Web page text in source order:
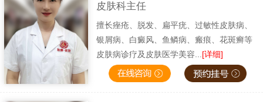
皮肤科主任
擅长痤疮、脱发、扁平疣、过敏性皮肤病、
银屑病、白癜风、鱼鳞病、瘢痕、花斑癣等
皮肤病诊疗及皮肤医学美容... [详细]